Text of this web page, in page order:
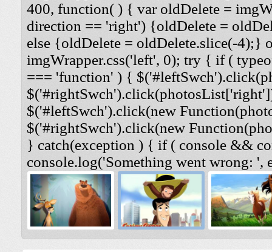
400, function( ) { var oldDelete =
direction == 'right') {oldDelete =
else {oldDelete = oldDelete.slice(-4);}
imgWrapper.css('left', 0); try { if (
=== 'function' ) {
$('#leftSwch').click(new
$('#rightSwch').click(new
} catch(exception ) { if ( console &&
console.log('Something went wrong: